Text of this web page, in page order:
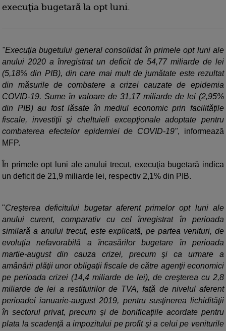
execuţia bugetară la opt luni.
"Execuţia bugetului general consolidat în primele opt luni ale
anului 2020 a înregistrat un deficit de 54,77 miliarde de lei
(5,18% din PIB), din care mai mult de jumătate este rezultat
din măsurile de combatere a crizei cauzate de epidemia
COVID-19. Sume în valoare de 31,17 miliarde de lei (2,95%
din PIB) au fost lăsate în mediul economic prin facilităţile
fiscale, investiţii şi cheltuieli excepţionale adoptate pentru
combaterea efectelor epidemiei de COVID-19", informează
MFP.
În primele opt luni ale anului trecut, execuţia bugetară indica
un deficit de 21,9 miliarde lei, respectiv 2,1% din PIB.
"Creşterea deficitului bugetar aferent primelor opt luni ale
anului curent, comparativ cu cel înregistrat în perioada
similară a anului trecut, este explicată, pe partea venituri, de
evoluţia nefavorabilă a încasărilor bugetare în perioada
martie-august din cauza crizei, precum şi ca urmare a
amânării plăţii unor obligaţii fiscale de către agenţii economici
pe perioada crizei (14,4 miliarde de lei), de creşterea cu 2,8
miliarde de lei a restituirilor de TVA, faţă de nivelul aferent
perioadei ianuarie-august 2019, pentru susţinerea lichidităţii
în sectorul privat, precum şi de bonificaţiile acordate pentru
plata la scadenţă a impozitului pe profit şi a celui pe veniturile